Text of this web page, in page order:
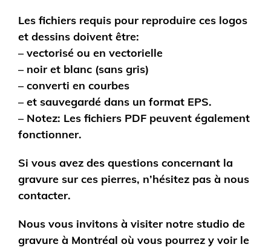
Les fichiers requis pour reproduire ces logos
et dessins doivent être:
– vectorisé ou en vectorielle
– noir et blanc (sans gris)
– converti en courbes
– et sauvegardé dans un format EPS.
– Notez: Les fichiers PDF peuvent également
fonctionner.
Si vous avez des questions concernant la
gravure sur ces pierres, n’hésitez pas à nous
contacter.
Nous vous invitons à visiter notre studio de
gravure à Montréal où vous pourrez y voir le